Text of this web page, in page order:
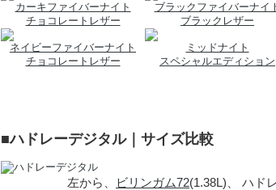
カーキファイバーナイト
チョコレートレザー
ブラックファイバーナイ
ブラックレザー
ネイビーファイバーナイト
チョコレートレザー
ミッドナイト
スペシャルエディション
■ハドレーデジタル｜サイズ比較
左から、 ビリンガム72(1.38L)、 ハド